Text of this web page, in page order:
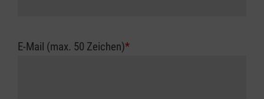
E-Mail (max. 50 Zeichen)*